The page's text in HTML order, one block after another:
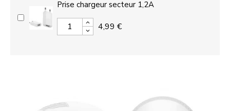
Prise chargeur secteur 1,2A
4,99 €